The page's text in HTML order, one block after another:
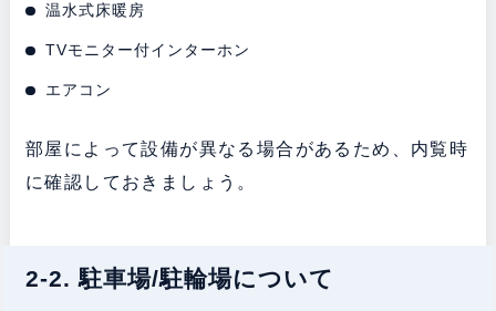
温水式床暖房
TVモニター付インターホン
エアコン
部屋によって設備が異なる場合があるため、内覧時
に確認しておきましょう。
2-2. 駐車場/駐輪場について